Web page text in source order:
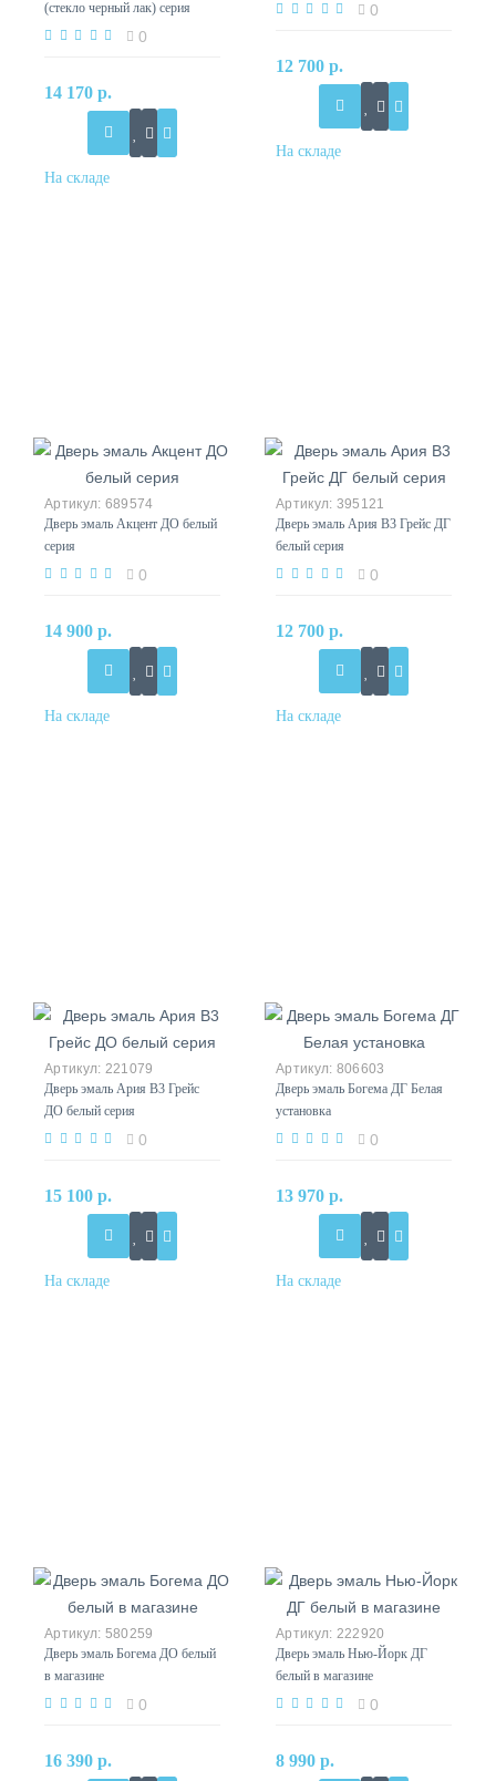
(стекло черный лак) серия
0
14 170 р.
0
12 700 р.
689574
Дверь эмаль Акцент ДО белый
серия
0
14 900 р.
395121
Дверь эмаль Ария B3 Грейс ДГ
белый серия
0
12 700 р.
221079
Дверь эмаль Ария B3 Грейс
ДО белый серия
0
15 100 р.
806603
Дверь эмаль Богема ДГ Белая
установка
0
13 970 р.
580259
Дверь эмаль Богема ДО белый
в магазине
0
16 390 р.
222920
Дверь эмаль Нью-Йорк ДГ
белый в магазине
0
8 990 р.